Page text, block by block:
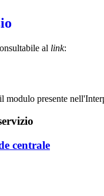
al link:
modulo presente
centrale